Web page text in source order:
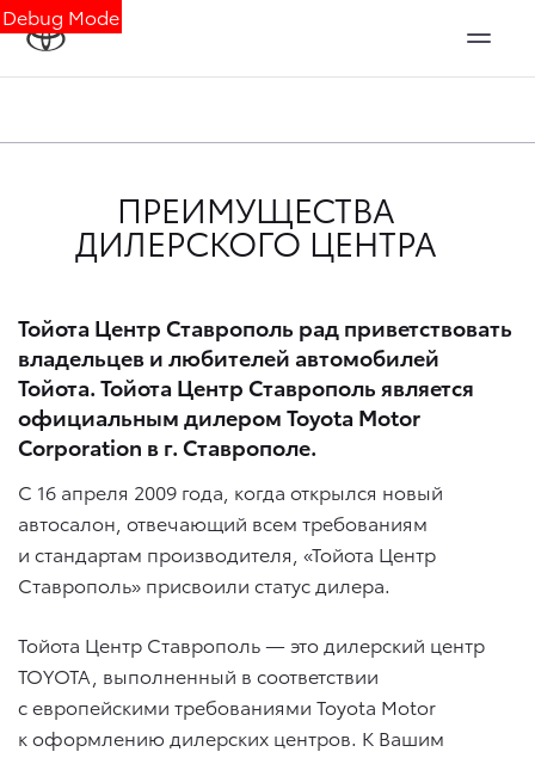
Debug Mode
ПРЕИМУЩЕСТВА
ДИЛЕРСКОГО ЦЕНТРА
Тойота Центр Ставрополь рад приветствовать
владельцев и любителей автомобилей
Тойота. Тойота Центр Ставрополь является
официальным дилером Toyota Motor
Corporation в г. Ставрополе.
С 16 апреля 2009 года, когда открылся новый
автосалон, отвечающий всем требованиям
и стандартам производителя, «Тойота Центр
Ставрополь» присвоили статус дилера.
Тойота Центр Ставрополь — это дилерский центр
TOYOTA, выполненный в соответствии
с европейскими требованиями Toyota Motor
к оформлению дилерских центров. К Вашим